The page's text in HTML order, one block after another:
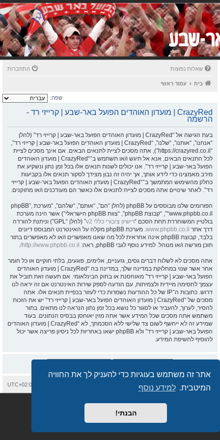
אתר זה משתמש בעוגיות כדי להעניק לך את החוויה
המיטבית. למידע נוסף
הבנתי!
שאלות נפוצות התחברות
בית עמוד ראשי
שפה:
CrazyRed | מועדון האוהדים הפועל באר-שבע | קרייזי רד -
הרשמה
בעת הגישה אל “CrazyRed | מועדון האוהדים הפועל באר-שבע | קרייזי רד” (להלן
“אנחנו”, “אותנו”, “שלנו”, “CrazyRed | מועדון האוהדים הפועל באר-שבע | קרייזי רד”,
“https://crazyred.co.il”), אתה מסכים לציית לתנאים הבאים. אם אינך מסכים לציית
לכל התנאים הבאים, אנא אל תיגש ו/או תשתמש ב־“CrazyRed | מועדון האוהדים
הפועל באר-שבע | קרייזי רד”. אנו יכולים לשנות תנאים אלו בכל זמן נתון ונשקיע את
מירב מאמצינו כדי לידע אותך, אך יהיה זה נבון מצידך לסקור תנאים אלו בקביעות
כחלק מהשימוש המתמשך ב־“CrazyRed | מועדון האוהדים הפועל באר-שבע | קרייזי
רד”. לאחר שינויים אתה מסכים לציית לתנאים אלו כאשר הם מעודכנים ו/או מתוקנים.
הפורומים שלנו מבוססים על phpBB (להלן “הם”, “אותם”, “שלהם”, “מערכת phpBB”,
“www.phpbb.co.il”, “קבוצת phpBB”, “צוות phpBB הישראלי”) אשר הינה מערכת
בולטיין המשוחררת תחת הסכם “רישיון ציבורי כללי v2
” (להלן “GPL”) וניתנת להורדה
דרך אתר www.phpbb.co.il
. מערכת phpBB מקלה על האינטרנט המבוסס דיונים
בלבד, קבוצת phpBB אינה אחראית לכל מה שאנו מאפשרים ו/או לא מאפשרים בתור
תוכן מורשה ו/או מנוהל. למידע נוסף לגבי phpBB, ראה:
http://www.phpbb.co.il/
.
אתה מסכים לא לשלוח דברים גסים, גזעניים, אלימים, פוגעים, בלתי חוקיים או כל חומר
אחר אשר שנוי במחלוקת במדינה שלך, במדינה בה “CrazyRed | מועדון האוהדים
הפועל באר-שבע | קרייזי רד” מאוחסנת או בחוק הבינלאומי. אם תעשה זאת תוביל את
עצמך לחסימה מיידית ולצמיתות, עם הודעה לספק שירות האינטרנט אם זה יראה לנו
דרוש. כתובות ה־IP של כל ההודעות נשמרות כדי לעזור בכפיית תנאים אלו. אתה
מסכים של “CrazyRed | מועדון האוהדים הפועל באר-שבע | קרייזי רד” יש את הזכות
להסיר, לערוך, להעביר או לסגור כל נושא בכל זמן נתון הנראה לנו מתאים. בתור
משתמש אתה מסכים שכל המידע אשר אתה מזין יאוחסן בבסיס הנתונים. בעוד
שמידע זה לא ייחשף לשום צד שלישי ללא הסכמתך, לא “CrazyRed | מועדון האוהדים
הפועל באר-שבע | קרייזי רד” ולא phpBB ישאו באחריות לכל ניסיון פריצה אשר יכול
להוסיף לחשיפת המידע.
בית עמוד ראשי UTC+02:00 יצירת קשר
מופעל על ידיphpBB
® Forum Software © phpBB Limited